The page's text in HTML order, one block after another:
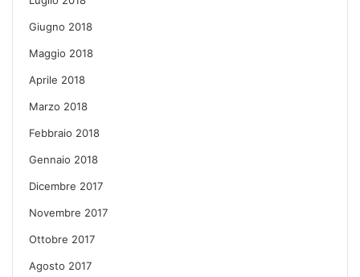
Giugno 2018
Maggio 2018
Aprile 2018
Marzo 2018
Febbraio 2018
Gennaio 2018
Dicembre 2017
Novembre 2017
Ottobre 2017
Agosto 2017